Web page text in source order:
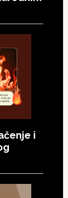
i